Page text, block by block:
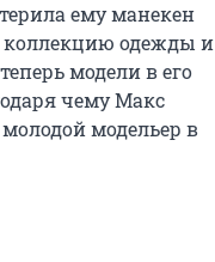
ему манекен
коллекцию одежды и
модели в его
чему Макс
модельер в